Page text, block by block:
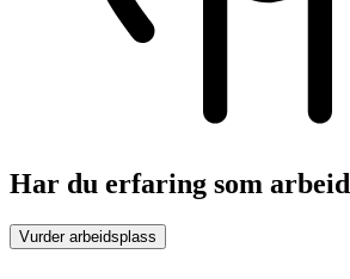
Har du erfaring som
Vurder arbeidsplass